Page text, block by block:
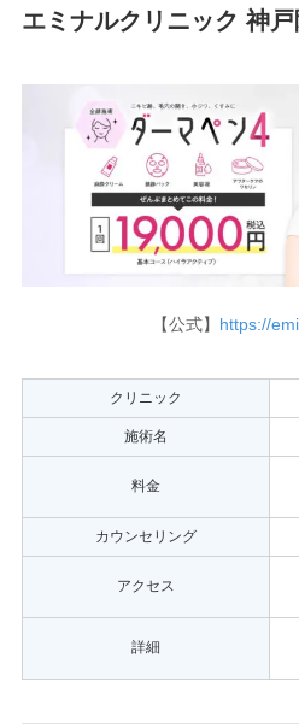
エミナルクリニック 神戸
【公式】 https://
クリニック
施術名
料金
カウンセリング
アクセス
詳細